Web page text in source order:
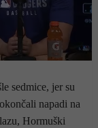
sedmice, jer su
napadi na
Hormuški